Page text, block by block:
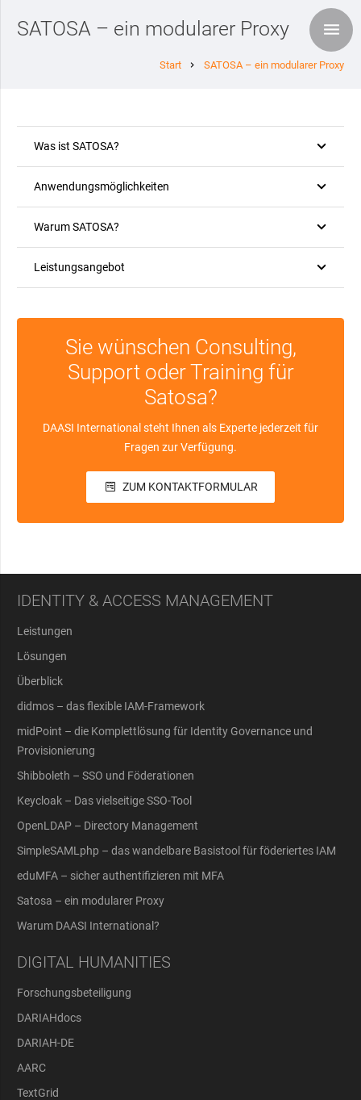
SATOSA – ein modularer Proxy
Start chevron_right SATOSA – ein modularer Proxy
Was ist SATOSA?
Anwendungsmöglichkeiten
Warum SATOSA?
Leistungsangebot
Sie wünschen Consulting,
Support oder Training für
Satosa?
DAASI International steht Ihnen als Experte jederzeit für
Fragen zur Verfügung.
ZUM KONTAKTFORMULAR
IDENTITY & ACCESS MANAGEMENT
Leistungen
Lösungen
Überblick
didmos – das flexible IAM-Framework
midPoint – die Komplettlösung für Identity Governance und
Provisionierung
Shibboleth – SSO und Föderationen
Keycloak – Das vielseitige SSO-Tool
OpenLDAP – Directory Management
SimpleSAMLphp – das wandelbare Basistool für föderiertes IAM
eduMFA – sicher authentifizieren mit MFA
Satosa – ein modularer Proxy
Warum DAASI International?
DIGITAL HUMANITIES
Forschungsbeteiligung
DARIAHdocs
DARIAH-DE
AARC
TextGrid